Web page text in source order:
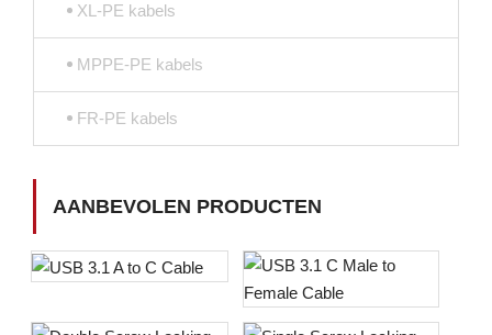
XL-PE kabels
MPPE-PE kabels
FR-PE kabels
AANBEVOLEN PRODUCTEN